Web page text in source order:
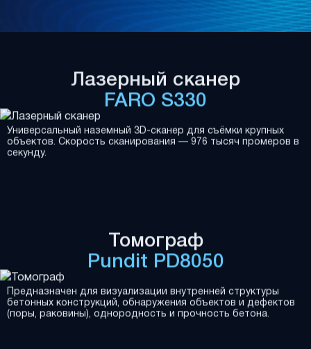
Лазерный сканер
FARO S330
Универсальный наземный 3D-сканер для съёмки крупных
объектов. Скорость сканирования — 976 тысяч промеров в
секунду.
Томограф
Pundit PD8050
Предназначен для визуализации внутренней структуры
бетонных конструкций, обнаружения объектов и дефектов
(поры, раковины), однородность и прочность бетона.